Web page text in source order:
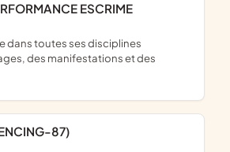
ESCRIME
des manifestations et des
87)